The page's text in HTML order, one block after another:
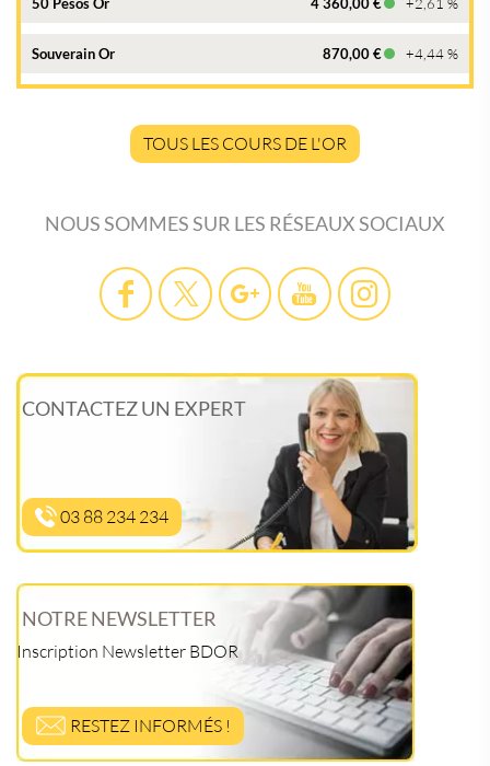
50 Pesos Or 4 360,00 € +2,61 %
Souverain Or 870,00 € +4,44 %
TOUS LES COURS DE L'OR
NOUS SOMMES SUR LES RÉSEAUX SOCIAUX
CONTACTEZ UN EXPERT
03 88 234 234
NOTRE NEWSLETTER
Inscription Newsletter BDOR
RESTEZ INFORMÉS !